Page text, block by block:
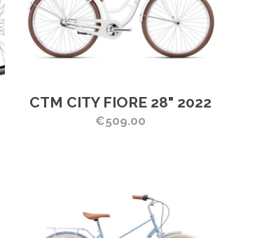
CTM CITY FIORE 28" 2022
€509.00